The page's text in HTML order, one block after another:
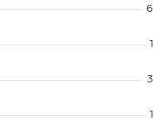
6
1
3
1